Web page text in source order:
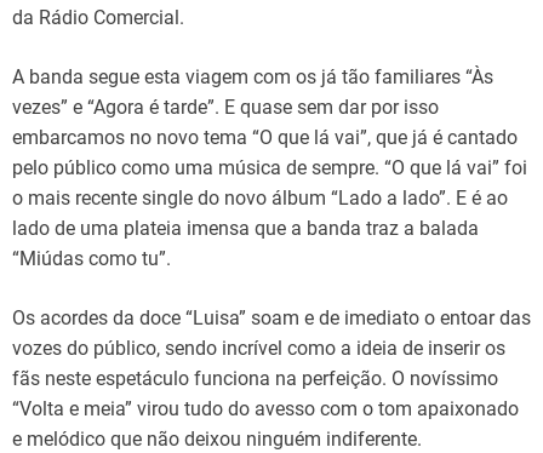
da Rádio Comercial.
A banda segue esta viagem com os já tão familiares “Às
vezes” e “Agora é tarde”. E quase sem dar por isso
embarcamos no novo tema “O que lá vai”, que já é cantado
pelo público como uma música de sempre. “O que lá vai” foi
o mais recente single do novo álbum “Lado a lado”. E é ao
lado de uma plateia imensa que a banda traz a balada
“Miúdas como tu”.
Os acordes da doce “Luisa” soam e de imediato o entoar das
vozes do público, sendo incrível como a ideia de inserir os
fãs neste espetáculo funciona na perfeição. O novíssimo
“Volta e meia” virou tudo do avesso com o tom apaixonado
e melódico que não deixou ninguém indiferente.